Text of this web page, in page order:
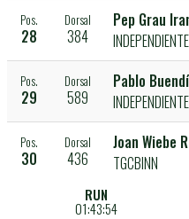
Pos.
28
Dorsal
384
Pep Grau
INDEPENDIENTE
Pos.
29
Dorsal
589
Pablo
INDEPENDIENTE
Pos.
30
Dorsal
436
Joan Wiebe
TGCBINN
RUN
01:43:54